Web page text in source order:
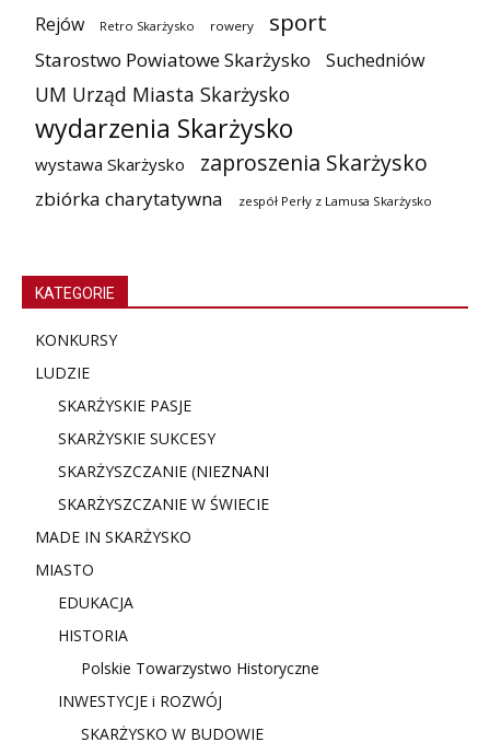
Rejów Retro Skarżysko rowery sport
Starostwo Powiatowe Skarżysko Suchedniów
UM Urząd Miasta Skarżysko
wydarzenia Skarżysko
wystawa Skarżysko zaproszenia Skarżysko
zbiórka charytatywna zespół Perły z Lamusa Skarżysko
KATEGORIE
KONKURSY
LUDZIE
SKARŻYSKIE PASJE
SKARŻYSKIE SUKCESY
SKARŻYSZCZANIE (NIEZNANI
SKARŻYSZCZANIE W ŚWIECIE
MADE IN SKARŻYSKO
MIASTO
EDUKACJA
HISTORIA
Polskie Towarzystwo Historyczne
INWESTYCJE i ROZWÓJ
SKARŻYSKO W BUDOWIE